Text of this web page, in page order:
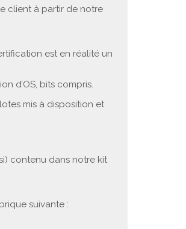
client à partir de notre
est en réalité un
d’OS, bits compris.
mis à disposition et
contenu dans notre kit
suivante :